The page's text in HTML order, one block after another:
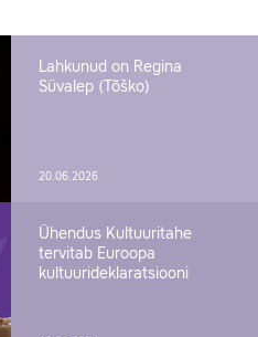
Lahkunud on Regina
Süvalep (Tõško)
20.06.2026
Ühendus Kultuuritahe
tervitab Euroopa
kultuurideklaratsiooni